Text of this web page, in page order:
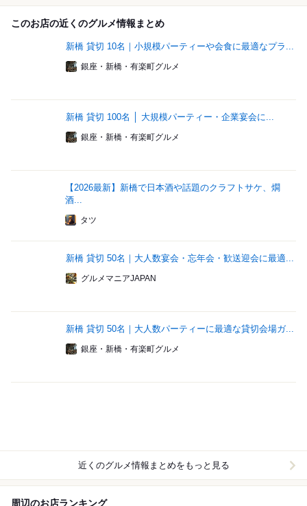
このお店の近くのグルメ情報まとめ
新橋 貸切 10名｜小規模パーティーや会食に最適なプラ...
銀座・新橋・有楽町グルメ
新橋 貸切 100名 │ 大規模パーティー・企業宴会に...
銀座・新橋・有楽町グルメ
【2026最新】新橋で日本酒や話題のクラフトサケ、燗
酒...
タツ
新橋 貸切 50名｜大人数宴会・忘年会・歓送迎会に最適...
グルメマニアJAPAN
新橋 貸切 50名｜大人数パーティーに最適な貸切会場ガ...
銀座・新橋・有楽町グルメ
近くのグルメ情報まとめをもっと見る
周辺のお店ランキング